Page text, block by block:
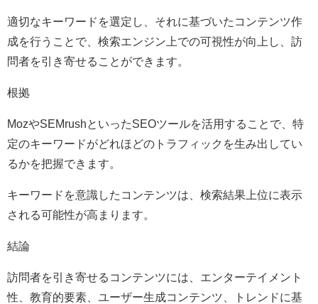
適切なキーワードを選定し、それに基づいたコンテンツ作
成を行うことで、検索エンジン上での可視性が向上し、訪
問者を引き寄せることができます。
根拠
MozやSEMrushといったSEOツールを活用することで、特
定のキーワードがどれほどのトラフィックを生み出してい
るかを把握できます。
キーワードを意識したコンテンツは、検索結果上位に表示
される可能性が高まります。
結論
訪問者を引き寄せるコンテンツには、エンターテイメント
性、教育的要素、ユーザー生成コンテンツ、トレンドに基